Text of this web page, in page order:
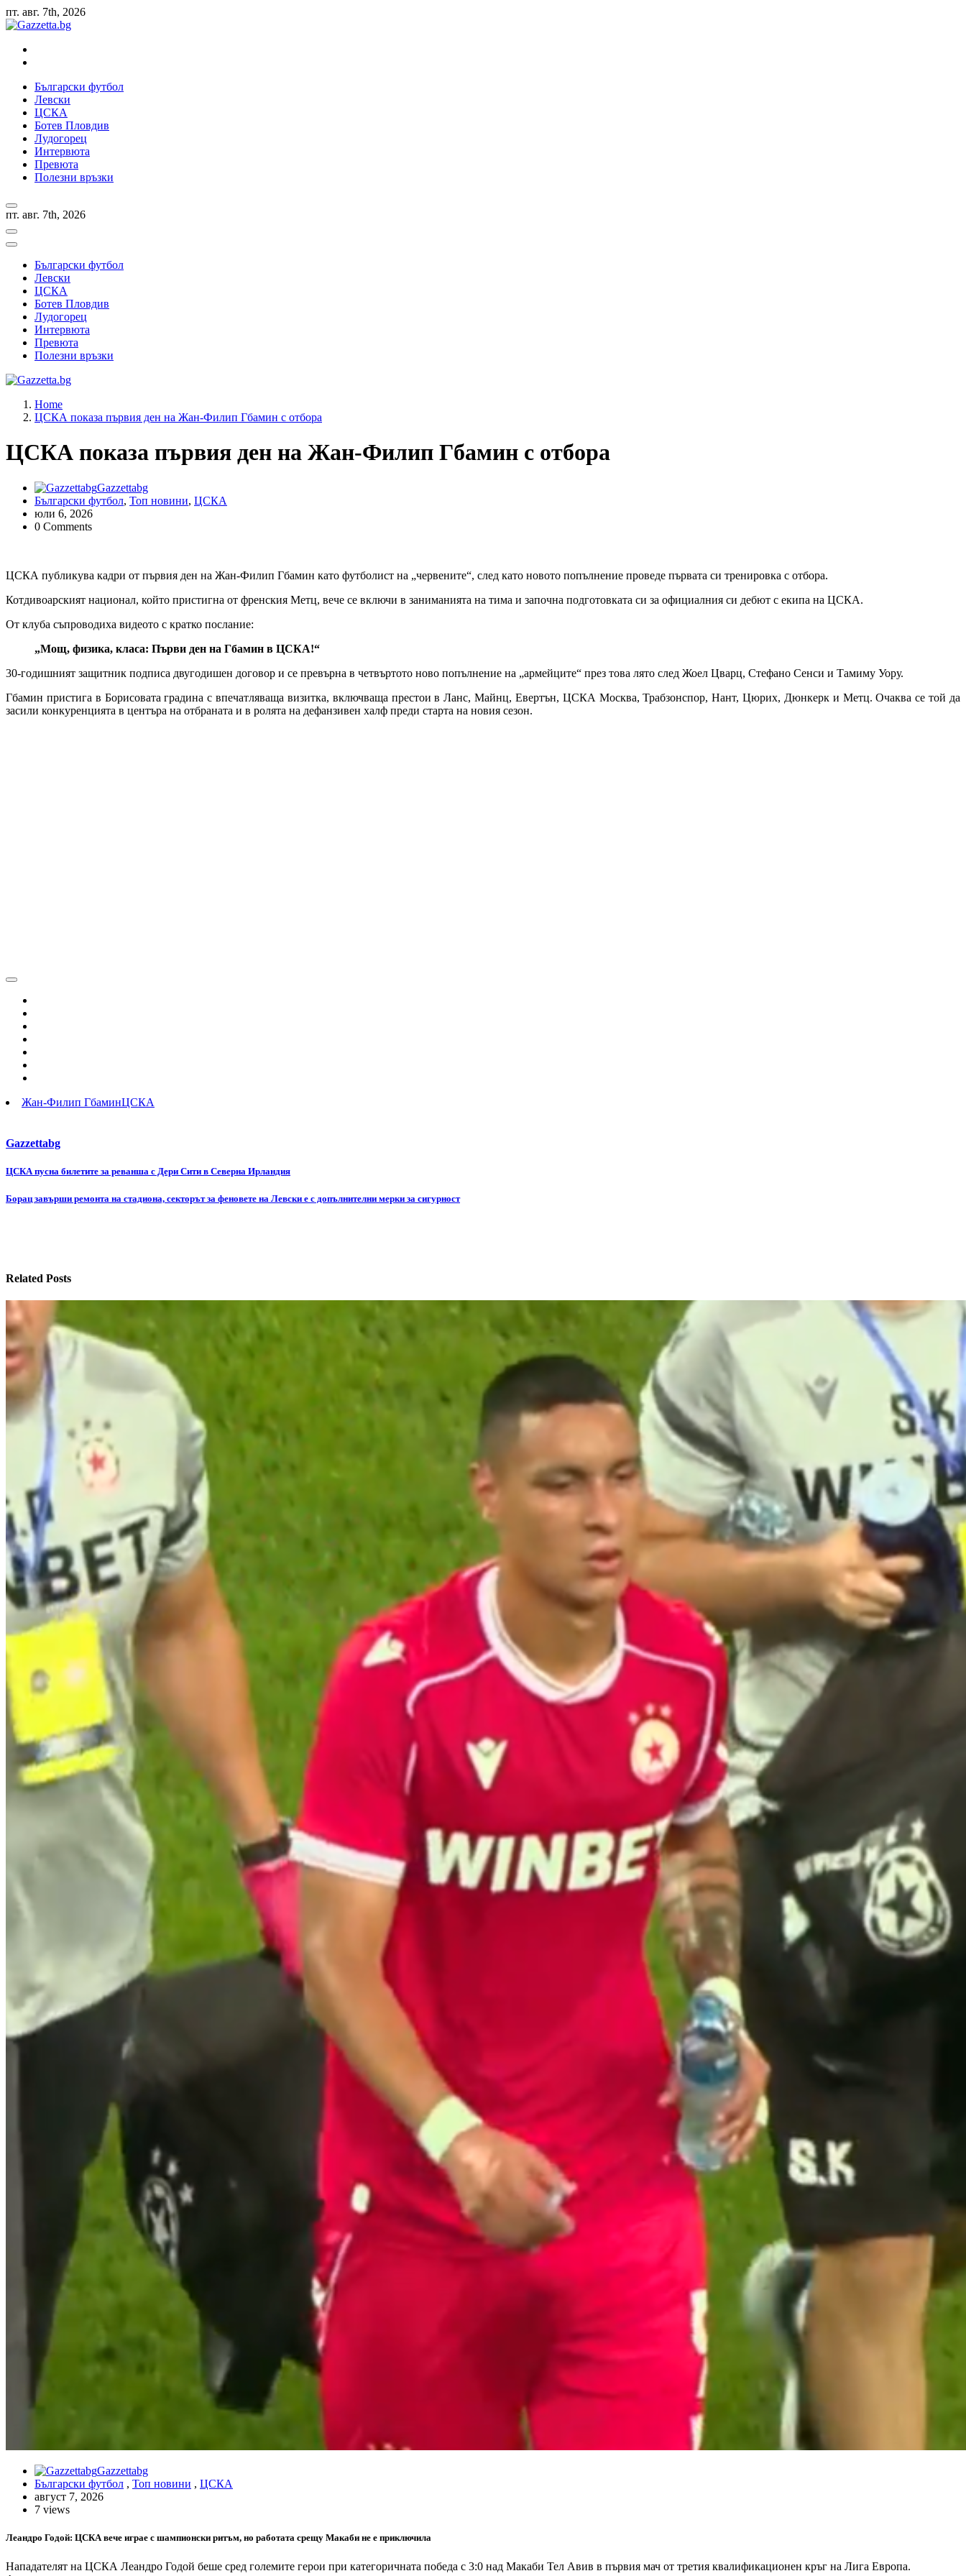
Skip
to
пт. авг. 7th, 2026
Актуални новини за българския футбол, прогнозни резултати и коментари
Български футбол
Левски
ЦСКА
Ботев Пловдив
Лудогорец
Интервюта
Превюта
Полезни връзки
пт. авг. 7th, 2026
Български футбол
Левски
ЦСКА
Ботев Пловдив
Лудогорец
Интервюта
Превюта
Полезни връзки
Актуални новини за българския футбол, прогнозни резултати и коментари
Home
ЦСКА показа първия ден на Жан-Филип Гбамин с отбора
ЦСКА показа първия ден на Жан-Филип Гбамин с отбора
Gazzettabg
Български футбол, Топ новини, ЦСКА
юли 6, 2026
0 Comments
ЦСКА публикува кадри от първия ден на Жан-Филип Гбамин като футболист на „червените“, след като новото попълнение проведе първата си тренировка с отбора.
Котдивоарският национал, който пристигна от френския Метц, вече се включи в заниманията на тима и започна подготовката си за официалния си дебют с екипа на ЦСКА.
От клуба съпроводиха видеото с кратко послание:
„Мощ, физика, класа: Първи ден на Гбамин в ЦСКА!“
30-годишният защитник подписа двугодишен договор и се превърна в четвъртото ново попълнение на „армейците“ през това лято след Жоел Цварц, Стефано Сенси и Тамиму Уору.
Гбамин пристига в Борисовата градина с впечатляваща визитка, включваща престои в Ланс, Майнц, Евертън, ЦСКА Москва, Трабзонспор, Нант, Цюрих, Дюнкерк и Метц. Очаква се той да
засили конкуренцията в центъра на отбраната и в ролята на дефанзивен халф преди старта на новия сезон.
Жан-Филип ГбаминЦСКА
Gazzettabg
Навигация
ЦСКА пусна билетите за реванша с Дери Сити в Северна Ирландия
Борац завърши ремонта на стадиона, секторът за феновете на Левски е с допълнителни мерки за сигурност
Related Posts
Gazzettabg
Български футбол , Топ новини , ЦСКА
август 7, 2026
7 views
Леандро Годой: ЦСКА вече играе с шампионски ритъм, но работата срещу Макаби не е приключила
Нападателят на ЦСКА Леандро Годой беше сред големите герои при категоричната победа с 3:0 над Макаби Тел Авив в първия мач от третия квалификационен кръг на Лига Европа.